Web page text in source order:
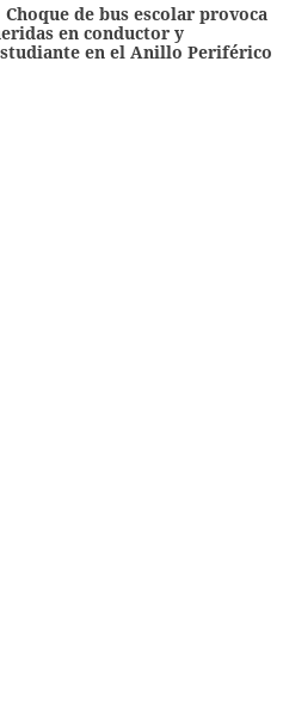
Choque de bus escolar provoca
en conductor y
en el Anillo Periférico